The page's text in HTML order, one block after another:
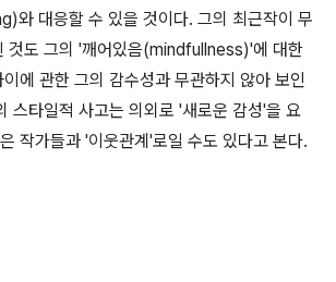
와 대응할 수 있을 것이다. 그의 최근작이 무
것도 그의 '깨어있음(mindfullness)'에 대한
에 관한 그의 감수성과 무관하지 않아 보인
스타일적 사고는 의외로 '새로운 감성'을 요
작가들과 '이웃관계'로일 수도 있다고 본다.